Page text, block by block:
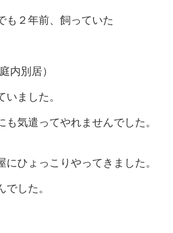
も２年前、飼っていた
内別居）
ました。
気遣ってやれませんでした。
ひょっこりやってきました。
した。